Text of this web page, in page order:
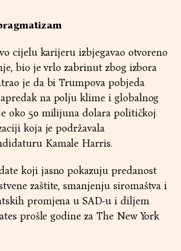
cijelu karijeru izbjegavao otvoreno
bio je vrlo zabrinut zbog izbora
je da bi Trumpova pobjeda
na polju klime i globalnog
oko 50 milijuna dolara političkoj
koja je podržavala
Kamale Harris.
koji jasno pokazuju predanost
zaštite, smanjenju siromaštva i
promjena u SAD-u i diljem
prošle godine za The New York